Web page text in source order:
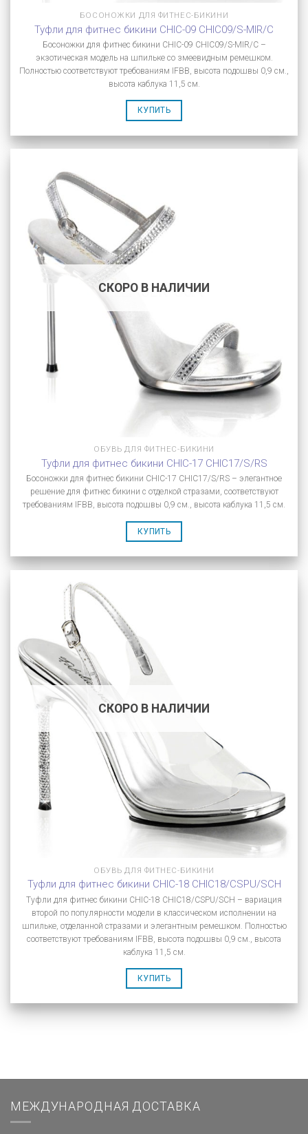
БОСОНОЖКИ ДЛЯ ФИТНЕС-БИКИНИ
Туфли для фитнес бикини CHIC-09 CHIC09/S-MIR/C
Босоножки для фитнес бикини CHIC-09 CHIC09/S-MIR/C –
экзотическая модель на шпильке со змеевидным ремешком.
Полностью соответствуют требованиям IFBB, высота подошвы 0,9 см.,
высота каблука 11,5 см.
КУПИТЬ
СКОРО В НАЛИЧИИ
ОБУВЬ ДЛЯ ФИТНЕС-БИКИНИ
Туфли для фитнес бикини CHIC-17 CHIC17/S/RS
Босоножки для фитнес бикини CHIC-17 CHIC17/S/RS – элегантное
решение для фитнес бикини с отделкой стразами, соответствуют
требованиям IFBB, высота подошвы 0,9 см., высота каблука 11,5 см.
КУПИТЬ
СКОРО В НАЛИЧИИ
ОБУВЬ ДЛЯ ФИТНЕС-БИКИНИ
Туфли для фитнес бикини CHIC-18 CHIC18/CSPU/SCH
Туфли для фитнес бикини CHIC-18 CHIC18/CSPU/SCH – вариация
второй по популярности модели в классическом исполнении на
шпильке, отделанной стразами и элегантным ремешком. Полностью
соответствуют требованиям IFBB, высота подошвы 0,9 см., высота
каблука 11,5 см.
КУПИТЬ
МЕЖДУНАРОДНАЯ ДОСТАВКА